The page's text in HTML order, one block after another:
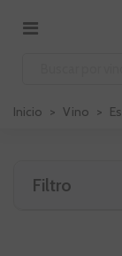
Inicio > Vino >
Filtro